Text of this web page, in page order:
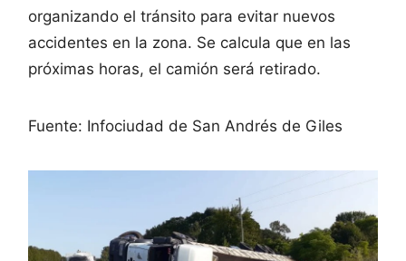
organizando el tránsito para evitar nuevos
accidentes en la zona. Se calcula que en las
próximas horas, el camión será retirado.
Fuente: Infociudad de San Andrés de Giles